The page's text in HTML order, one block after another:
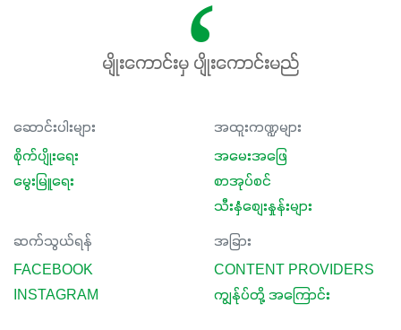
မျိုးကောင်းမှ ပျိုးကောင်းမည်
ဆောင်းပါးများ
စိုက်ပျိုးရေး
မွေးမြူရေး
အထူးကဏ္ဍများ
အမေးအဖြေ
စာအုပ်စင်
သီးနှံစျေးနှုန်းများ
ဆက်သွယ်ရန်
FACEBOOK
INSTAGRAM
အခြား
CONTENT PROVIDERS
ကျွန်ုပ်တို့ အကြောင်း